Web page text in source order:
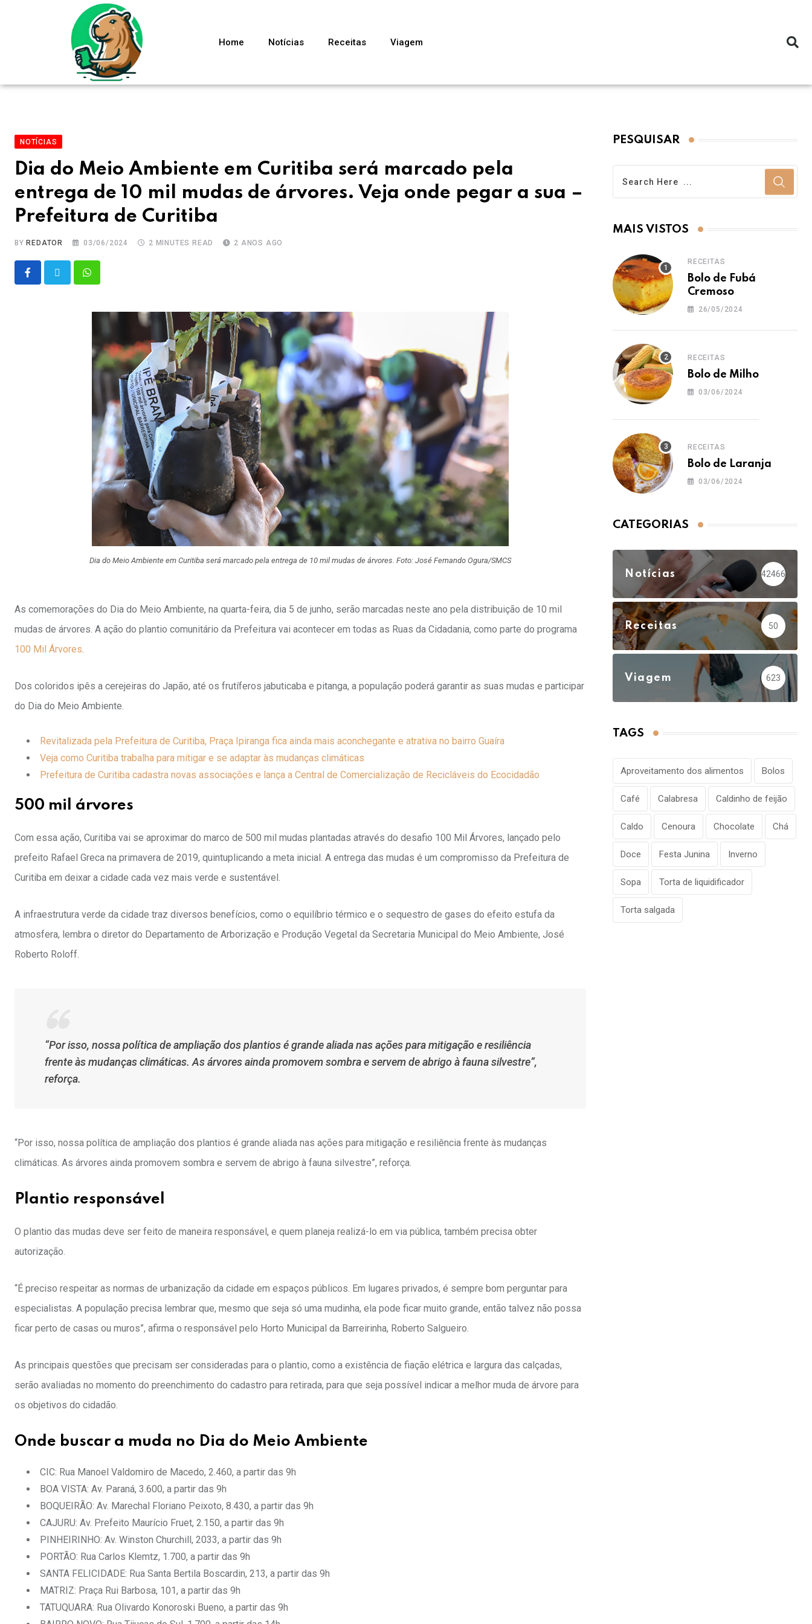
Home Notícias Receitas Viagem
NOTÍCIAS
Dia do Meio Ambiente em Curitiba será marcado pela
entrega de 10 mil mudas de árvores. Veja onde pegar a sua –
Prefeitura de Curitiba
BY REDATOR 03/06/2024 2 MINUTES READ 2 ANOS AGO
Dia do Meio Ambiente em Curitiba será marcado pela entrega de 10 mil mudas de árvores. Foto: José Fernando Ogura/SMCS
As comemorações do Dia do Meio Ambiente, na quarta-feira, dia 5 de junho, serão marcadas neste ano pela distribuição de 10 mil
mudas de árvores. A ação do plantio comunitário da Prefeitura vai acontecer em todas as Ruas da Cidadania, como parte do programa
100 Mil Árvores.
Dos coloridos ipês a cerejeiras do Japão, até os frutíferos jabuticaba e pitanga, a população poderá garantir as suas mudas e participar
do Dia do Meio Ambiente.
Revitalizada pela Prefeitura de Curitiba, Praça Ipiranga fica ainda mais aconchegante e atrativa no bairro Guaíra
Veja como Curitiba trabalha para mitigar e se adaptar às mudanças climáticas
Prefeitura de Curitiba cadastra novas associações e lança a Central de Comercialização de Recicláveis do Ecocidadão
500 mil árvores
Com essa ação, Curitiba vai se aproximar do marco de 500 mil mudas plantadas através do desafio 100 Mil Árvores, lançado pelo
prefeito Rafael Greca na primavera de 2019, quintuplicando a meta inicial. A entrega das mudas é um compromisso da Prefeitura de
Curitiba em deixar a cidade cada vez mais verde e sustentável.
A infraestrutura verde da cidade traz diversos benefícios, como o equilíbrio térmico e o sequestro de gases do efeito estufa da
atmosfera, lembra o diretor do Departamento de Arborização e Produção Vegetal da Secretaria Municipal do Meio Ambiente, José
Roberto Roloff.
“Por isso, nossa política de ampliação dos plantios é grande aliada nas ações para mitigação e resiliência
frente às mudanças climáticas. As árvores ainda promovem sombra e servem de abrigo à fauna silvestre”,
reforça.
“Por isso, nossa política de ampliação dos plantios é grande aliada nas ações para mitigação e resiliência frente às mudanças
climáticas. As árvores ainda promovem sombra e servem de abrigo à fauna silvestre”, reforça.
Plantio responsável
O plantio das mudas deve ser feito de maneira responsável, e quem planeja realizá-lo em via pública, também precisa obter
autorização.
“É preciso respeitar as normas de urbanização da cidade em espaços públicos. Em lugares privados, é sempre bom perguntar para
especialistas. A população precisa lembrar que, mesmo que seja só uma mudinha, ela pode ficar muito grande, então talvez não possa
ficar perto de casas ou muros”, afirma o responsável pelo Horto Municipal da Barreirinha, Roberto Salgueiro.
As principais questões que precisam ser consideradas para o plantio, como a existência de fiação elétrica e largura das calçadas,
serão avaliadas no momento do preenchimento do cadastro para retirada, para que seja possível indicar a melhor muda de árvore para
os objetivos do cidadão.
Onde buscar a muda no Dia do Meio Ambiente
CIC: Rua Manoel Valdomiro de Macedo, 2.460, a partir das 9h
BOA VISTA: Av. Paraná, 3.600, a partir das 9h
BOQUEIRÃO: Av. Marechal Floriano Peixoto, 8.430, a partir das 9h
CAJURU: Av. Prefeito Maurício Fruet, 2.150, a partir das 9h
PINHEIRINHO: Av. Winston Churchill, 2033, a partir das 9h
PORTÃO: Rua Carlos Klemtz, 1.700, a partir das 9h
SANTA FELICIDADE: Rua Santa Bertila Boscardin, 213, a partir das 9h
MATRIZ: Praça Rui Barbosa, 101, a partir das 9h
TATUQUARA: Rua Olivardo Konoroski Bueno, a partir das 9h
PESQUISAR
MAIS VISTOS
RECEITAS
Bolo de Fubá
Cremoso
26/05/2024
RECEITAS
Bolo de Milho
03/06/2024
RECEITAS
Bolo de Laranja
03/06/2024
CATEGORIAS
Notícias 42466
Receitas 50
Viagem 623
TAGS
Aproveitamento dos alimentos Bolos
Café Calabresa Caldinho de feijão
Caldo Cenoura Chocolate Chá
Doce Festa Junina Inverno
Sopa Torta de liquidificador
Torta salgada